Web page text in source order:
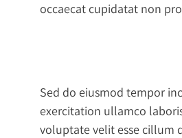
occaecat cupidatat non
Sed do eiusmod tempor
exercitation ullamco
voluptate velit esse cillum